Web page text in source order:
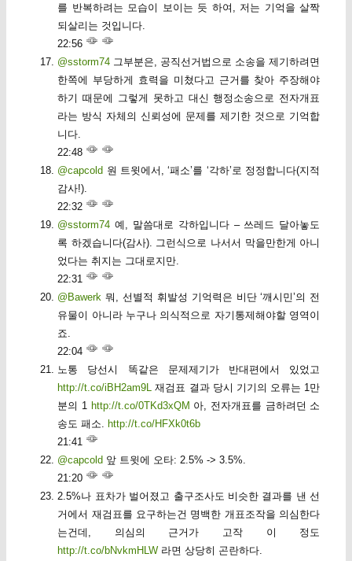
를 반복하려는 모습이 보이는 듯 하여, 저는 기억을 살짝
되살리는 것입니다.
22:56
@sstorm74 그부분은, 공직선거법으로 소송을 제기하려면
한쪽에 부당하게 효력을 미쳤다고 근거를 찾아 주장해야
하기 때문에 그렇게 못하고 대신 행정소송으로 전자개표
라는 방식 자체의 신뢰성에 문제를 제기한 것으로 기억합
니다.
22:48
@capcold 원 트윗에서, ‘패소’를 ‘각하’로 정정합니다(지적
감사!).
22:32
@sstorm74 예, 말씀대로 각하입니다 – 쓰레드 달아놓도
록 하겠습니다(감사). 그런식으로 나서서 막을만한게 아니
었다는 취지는 그대로지만.
22:31
@Bawerk 뭐, 선별적 휘발성 기억력은 비단 ‘깨시민’의 전
유물이 아니라 누구나 의식적으로 자기통제해야할 영역이
죠.
22:04
노통 당선시 똑같은 문제제기가 반대편에서 있었고
http://t.co/iBH2am9L
재검표 결과 당시 기기의 오류는 1만
분의 1
http://t.co/0TKd3xQM 아, 전자개표를 금하려던 소
송도 패소.
http://t.co/HFXk0t6b
21:41
@capcold 앞 트윗에 오타: 2.5% -> 3.5%.
21:20
2.5%나 표차가 벌어졌고 출구조사도 비슷한 결과를 낸 선
거에서 재검표를 요구하는건 명백한 개표조작을 의심한다
는건데, 의심의 근거가 고작 이 정도
http://t.co/bNvkmHLW 라면 상당히 곤란하다.